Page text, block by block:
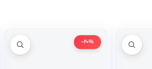
-20%